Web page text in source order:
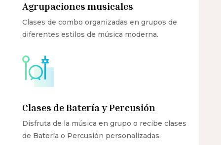
Agrupaciones musicales
Clases de combo organizadas en grupos de
diferentes estilos de música moderna.
Clases de Batería y Percusión
Disfruta de la música en grupo o recibe clases
de Batería o Percusión personalizadas.